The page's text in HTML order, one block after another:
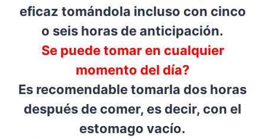
eficaz tomándola incluso con cinco
o seis horas de anticipación.
Se puede tomar en cualquier
momento del día?
Es recomendable tomarla dos horas
después de comer, es decir, con el
estomago vacío.